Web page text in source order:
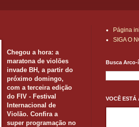
Chegou a hora: a
maratona de violões
invade BH, a partir do
próximo domingo,
com a terceira edição
do FIV - Festival
Internacional de
Violão. Confira a
super programação no
Página
SIGA O
Busca
VOCÊ ESTÁ